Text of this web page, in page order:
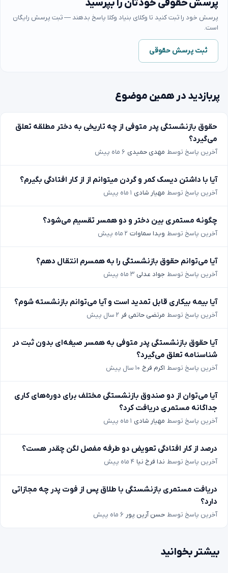
پرسش حقوقی خودتان را بپرسید
پرسش خود را ثبت کنید تا وکلای بنیاد وکلا پاسخ بدهند — ثبت پرسش رایگان
است.
ثبت پرسش حقوقی
پربازدید در همین موضوع
حقوق بازنشستگی پدر متوفی از چه تاریخی به دختر مطلقه تعلق
می‌گیرد؟
آخرین پاسخ توسط مهدی حمیدی ۶ ماه پیش
آیا با داشتن دیسک کمر و گردن میتوانم از از کار افتادگی بگیرم؟
آخرین پاسخ توسط مهیار شادی ۱ ماه پیش
چگونه مستمری بین دختر و دو همسر تقسیم می‌شود؟
آخرین پاسخ توسط ویدا سماوات ۲ ماه پیش
آیا می‌توانم حقوق بازنشستگی را به همسرم انتقال دهم؟
آخرین پاسخ توسط جواد عدلی ۳ ماه پیش
آیا بیمه بیکاری قابل تمدید است و آیا می‌توانم بازنشسته شوم؟
آخرین پاسخ توسط مرتضی حاتمی فر ۲ سال پیش
آیا حقوق بازنشستگی پدر متوفی به همسر صیغه‌ای بدون ثبت در
شناسنامه تعلق می‌گیرد؟
آخرین پاسخ توسط اکرم فرخ ۱۰ سال پیش
آیا می‌توان از دو صندوق بازنشستگی مختلف برای دوره‌های کاری
جداگانه مستمری دریافت کرد؟
آخرین پاسخ توسط مهیار شادی ۱ ماه پیش
درصد از کار افتادگی تعویض دو طرفه مفصل لگن چقدر هست؟
آخرین پاسخ توسط ندا فرخ نیا ۴ ماه پیش
دریافت مستمری بازنشستگی با طلاق پس از فوت پدر چه مجازاتی
دارد؟
آخرین پاسخ توسط حسن آرین پور ۶ ماه پیش
بیشتر بخوانید